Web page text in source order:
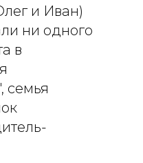
и Иван)
ни одного
в
семья